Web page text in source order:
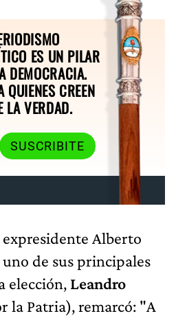
ES UN PILAR
DEMOCRACIA.
QUIENES CREEN
LA VERDAD.
SUSCRIBITE
Alberto
de sus principales
elección, Leandro
la Patria), remarcó: "A